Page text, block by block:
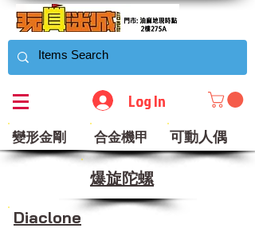
Log In
變形金剛 合金機甲 可動人偶
​爆旋陀螺
Diaclone